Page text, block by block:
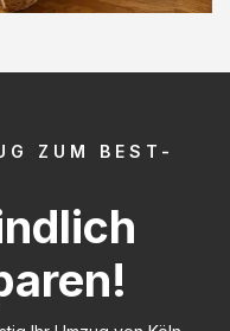
ZUM BEST-